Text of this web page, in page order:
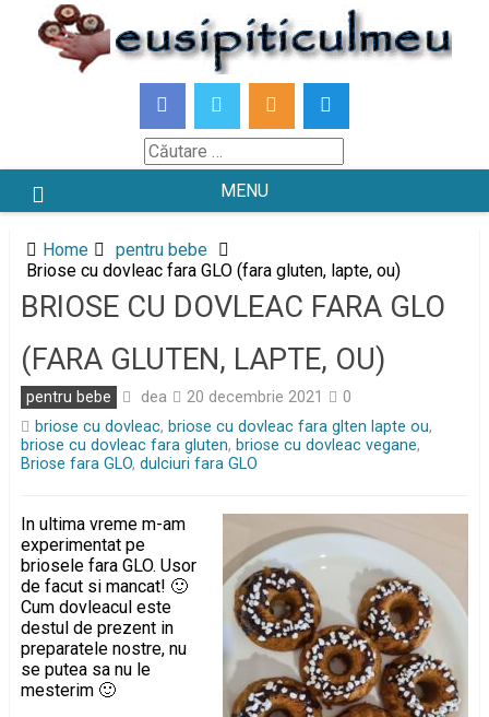
content
Căutare
MENU
Home
pentru bebe
Briose cu dovleac fara GLO (fara gluten, lapte, ou)
BRIOSE CU DOVLEAC FARA GLO
(FARA GLUTEN, LAPTE, OU)
pentru bebe dea 20 decembrie 2021
0
briose cu dovleac, briose cu dovleac fara glten lapte ou,
briose cu dovleac fara gluten, briose cu dovleac vegane,
Briose fara GLO, dulciuri fara GLO
In ultima vreme m-am
experimentat pe
briosele fara GLO. Usor
de facut si mancat! 🙂
Cum dovleacul este
destul de prezent in
preparatele nostre, nu
se putea sa nu le
mesterim 🙂